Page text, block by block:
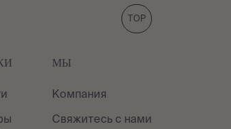
TOP
МЫ
Компания
Свяжитесь с нами